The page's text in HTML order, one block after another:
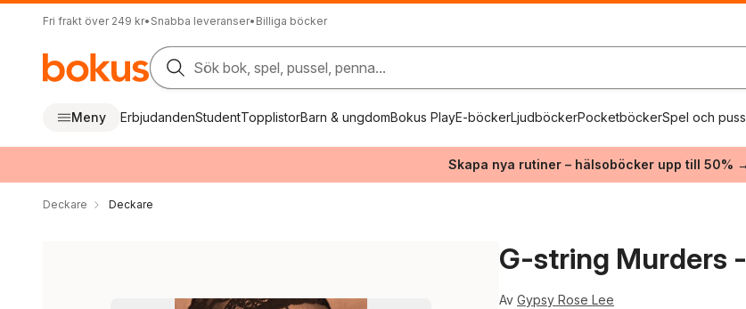
Fri frakt över 249 kr• Snabba leveranser• Billiga böcker
Sök bok, spel, pussel, penna...
Meny ErbjudandenStudentTopplistorBarn & ungdomBokus PlayE-böckerLjudböckerPocketböckerSpel och
Skapa nya rutiner – hälsoböcker upp till 50% →
Deckare Deckare
G-string Murders
Av Gypsy Rose Lee